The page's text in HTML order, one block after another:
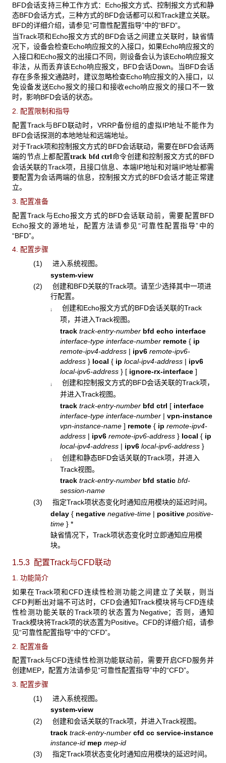
BFD会话支持三种工作方式：Echo报文方式、控制报文方式和静
态BFD会话方式，三种方式的BFD会话都可以和Track建立关联。
BFD的详细介绍，请参见“可靠性配置指导”中的“BFD”。
当Track项和Echo报文方式的BFD会话之间建立关联时，缺省情
况下，设备会检查Echo响应报文的入接口，如果Echo响应报文的
入接口和Echo报文的出接口不同，则设备会认为该Echo响应报文
非法，从而丢弃该Echo响应报文，BFD会话Down。当BFD会话
存在多条报文通路时，建议忽略检查Echo响应报文的入接口，以
免设备发送Echo报文的接口和接收echo响应报文的接口不一致
时，影响BFD会话的状态。
2. 配置限制和指导
配置Track与BFD联动时，VRRP备份组的虚拟IP地址不能作为
BFD会话探测的本地地址和远端地址。
对于Track项和控制报文方式的BFD会话联动，需要在BFD会话两
端的节点上都配置track bfd ctrl命令创建和控制报文方式的BFD
会话关联的Track项，且接口信息、本端IP地址和对端IP地址都需
要配置为会话两端的信息，控制报文方式的BFD会话才能正常建
立。
3. 配置准备
配置Track与Echo报文方式的BFD会话联动前，需要配置BFD
Echo报文的源地址，配置方法请参见“可靠性配置指导”中的
“BFD”。
4. 配置步骤
(1) 进入系统视图。
system-view
(2) 创建和BFD关联的Track项。请至少选择其中一项进
行配置。
¡
创建和Echo报文方式的BFD会话关联的Track
项，并进入Track视图。
track track-entry-number bfd echo interface
interface-type interface-numberremote {ip
remote-ipv4-address | ipv6remote-ipv6-
address } local {ip local-ipv4-address | ipv6
local-ipv6-address } [ ignore-rx-interface]
¡
创建和控制报文方式的BFD会话关联的Track项，
并进入Track视图。
tracktrack-entry-number bfd ctrl [ interface
interface-type interface-number | vpn-instance
vpn-instance-name ] remote {ip remote-ipv4-
address | ipv6 remote-ipv6-address } local {ip
local-ipv4-address | ipv6 local-ipv6-address }
¡
创建和静态BFD会话关联的Track项，并进入
Track视图。
tracktrack-entry-number bfd static bfd-
session-name
(3) 指定Track项状态变化时通知应用模块的延迟时间。
delay { negative negative-time | positive positive-
time } *
缺省情况下，Track项状态变化时立即通知应用模
块。
1.5.3 配置Track与CFD联动
1. 功能简介
如果在Track项和CFD连续性检测功能之间建立了关联，则当
CFD判断出对端不可达时，CFD会通知Track模块将与CFD连续
性检测功能关联的Track项的状态置为Negative；否则，通知
Track模块将Track项的状态置为Positive。CFD的详细介绍，请参
见“可靠性配置指导”中的“CFD”。
2. 配置准备
配置Track与CFD连续性检测功能联动前，需要开启CFD服务并
创建MEP，配置方法请参见“可靠性配置指导”中的“CFD”。
3. 配置步骤
(1) 进入系统视图。
system-view
(2) 创建和会话关联的Track项，并进入Track视图。
track track-entry-number cfd cc service-instance
instance-id mep mep-id
(3) 指定Track项状态变化时通知应用模块的延迟时间。